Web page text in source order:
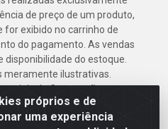
próprios e de
uma experiência
de preço de um produto,
for exibido no carrinho de
do pagamento. As vendas
disponibilidade do estoque.
meramente ilustrativas.
de Construção em
2691 - Guabiraba,
52.291-630 - CNPJ